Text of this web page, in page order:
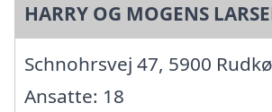
HARRY OG MOGENS
Schnohrsvej 47, 5900
Ansatte: 18